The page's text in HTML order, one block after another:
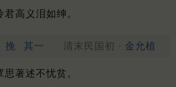
高义泪如绅。
挽 其一 清末民国初 · 金允植
著述不忧贫。